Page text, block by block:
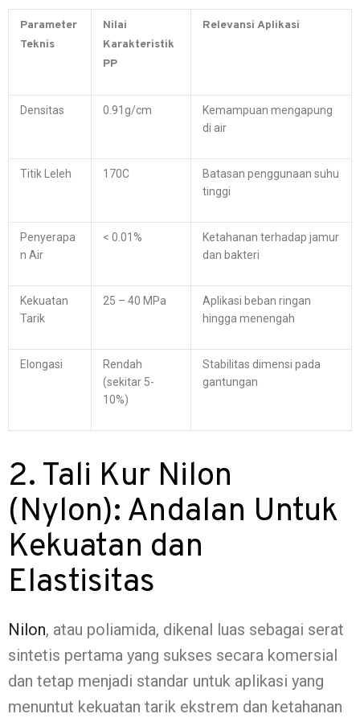
Parameter
Teknis
Nilai
Karakteristik
PP
Relevansi Aplikasi
Densitas 0.91g/cm
Kemampuan mengapung
di air
Titik Leleh 170C
Batasan penggunaan suhu
tinggi
Penyerapa
n Air
< 0.01%
Ketahanan terhadap jamur
dan bakteri
Kekuatan
Tarik
25 – 40 MPa
Aplikasi beban ringan
hingga menengah
Elongasi
Rendah
(sekitar 5-
10%)
Stabilitas dimensi pada
gantungan
2. Tali Kur Nilon
(Nylon): Andalan Untuk
Kekuatan dan
Elastisitas
Nilon, atau poliamida, dikenal luas sebagai serat
sintetis pertama yang sukses secara komersial
dan tetap menjadi standar untuk aplikasi yang
menuntut kekuatan tarik ekstrem dan ketahanan